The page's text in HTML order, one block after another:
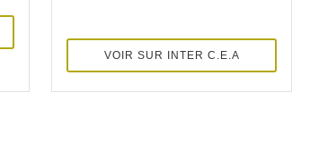
VOIR SUR INTER C.E.A